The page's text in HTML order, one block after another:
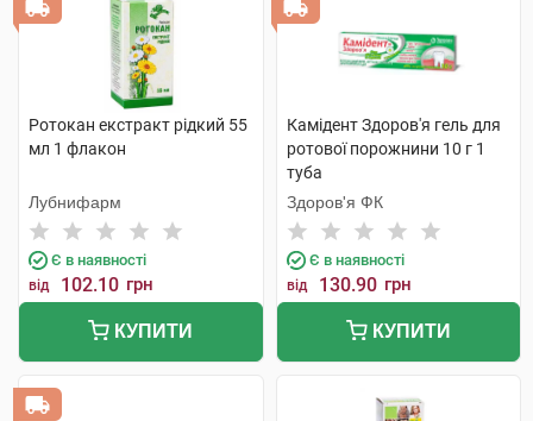
Ротокан екстракт рідкий 55
мл 1 флакон
Лубнифарм
Є в наявності
від 102.10 грн
КУПИТИ
Камідент Здоров'я гель для
ротової порожнини 10 г 1
туба
Здоров'я ФК
Є в наявності
від 130.90 грн
КУПИТИ